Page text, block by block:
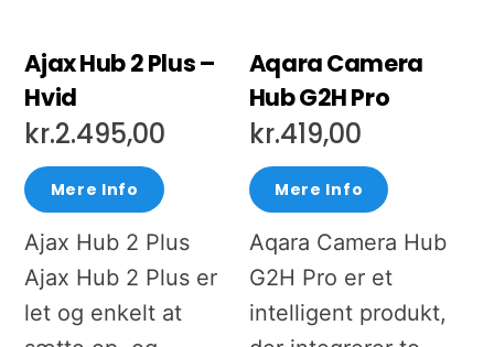
Ajax Hub 2 Plus –
Hvid
kr.2.495,00
Mere Info
Ajax Hub 2 Plus
Ajax Hub 2 Plus er
let og enkelt at
Aqara Camera
Hub G2H Pro
kr.419,00
Mere Info
Aqara Camera Hub
G2H Pro er et
intelligent produkt,